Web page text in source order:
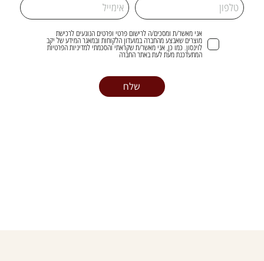
אני מאשר/ת ומסכים/ה לרישום פרטי ופרטים הנוגעים לרכישת
מוצרים שאבצע מהחברה במועדון הלקוחות ובמאגר המידע של יקב
לוינסון. כמו כן, אני מאשר/ת שקראתי והסכמתי למדיניות הפרטיות
המתעדכנת מעת לעת באתר החברה
שלח